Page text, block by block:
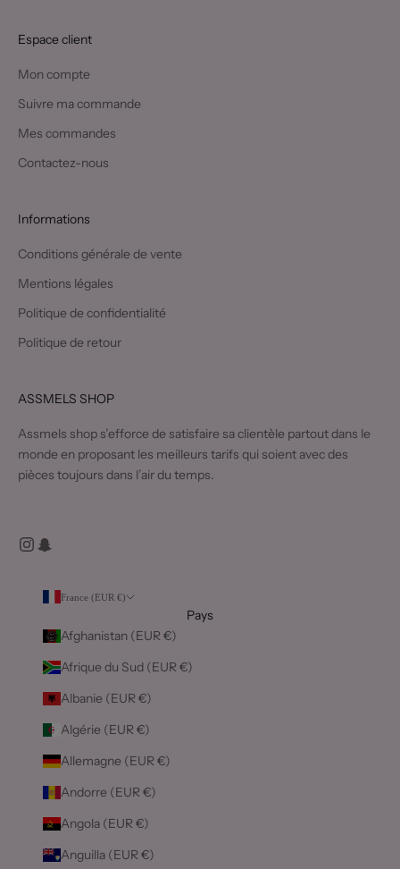
Espace client
Mon compte
Suivre ma commande
Mes commandes
Contactez-nous
Informations
Conditions générale de vente
Mentions légales
Politique de confidentialité
Politique de retour
ASSMELS SHOP
Assmels shop s’efforce de satisfaire sa clientèle partout dans le
monde en proposant les meilleurs tarifs qui soient avec des
pièces toujours dans l’air du temps.
France (EUR €)
Pays
Afghanistan (EUR €)
Afrique du Sud (EUR €)
Albanie (EUR €)
Algérie (EUR €)
Allemagne (EUR €)
Andorre (EUR €)
Angola (EUR €)
Anguilla (EUR €)